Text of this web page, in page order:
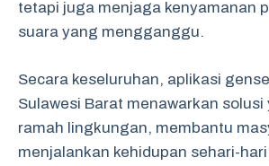
tetapi juga menjaga kenyamanan
suara yang mengganggu.
Secara keseluruhan, aplikasi
Sulawesi Barat menawarkan
ramah lingkungan, membantu
menjalankan kehidupan sehari-